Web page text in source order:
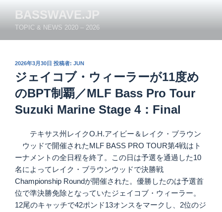
ン
BASSWAVE.JP
TOPIC & NEWS 2020 – 2026
投
稿
日:
2026年3月30日 投稿者: JUN
ジェイコブ・ウィーラーが11度め
のBPT制覇／MLF Bass Pro Tour
Suzuki Marine Stage 4：Final
テキサス州レイクO.H.アイビー＆レイク・ブラウン
ウッドで開催されたMLF BASS PRO TOUR第4戦はト
ーナメントの全日程を終了。この日は予選を通過した10
名によってレイク・ブラウンウッドで決勝戦
Championship Roundが開催された。優勝したのは予選首
位で準決勝免除となっていたジェイコブ・ウィーラー。
12尾のキャッチで42ポンド13オンスをマークし、2位のジ